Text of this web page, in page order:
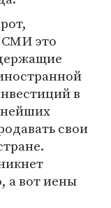
СМИ это
в
свои
а вот иены